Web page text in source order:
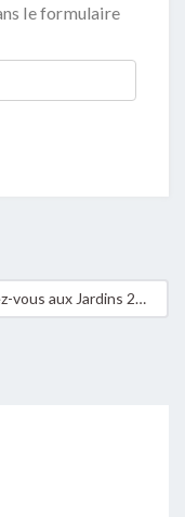
le formulaire
Rendez-vous aux Jardins 2021 – „Porte ouverte“ am Gemeinschaftsgaart zu Hënsdref 04.06.-06.06.